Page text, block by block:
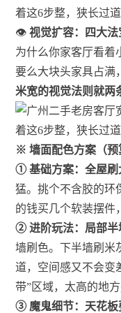
👁️视觉扩容：四大
为什么你家客厅看
要么大块头家具占满
米宽的视觉法则就两
※ 墙面配色方案（预
① 基础方案：全屋刷
猛。挑个不含胶的环
的钱买几个软装摆件
② 进阶玩法：局部半
墙刷色。下半墙刷米
道，空间感又不会变
带”区域，太高的地方
③ 魔鬼细节：天花板